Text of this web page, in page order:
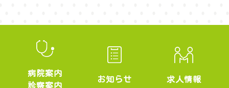
病院案内
診察案内
お知らせ 求人情報